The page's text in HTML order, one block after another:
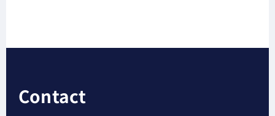
Contact